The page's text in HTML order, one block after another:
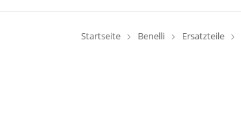
Startseite Benelli Ersatzteile